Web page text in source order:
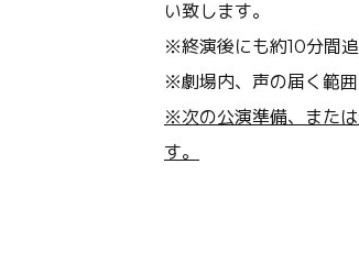
い致します。
※終演後にも約10分間追
※劇場内、声の届く範
※次の公演準備、また
す。